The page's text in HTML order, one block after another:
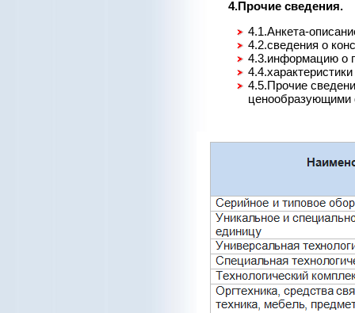
4.Прочие сведения.
4.1.Анкета-
4.2.сведения о
4.3.информацию о
4.5.Прочие
ценообразующими